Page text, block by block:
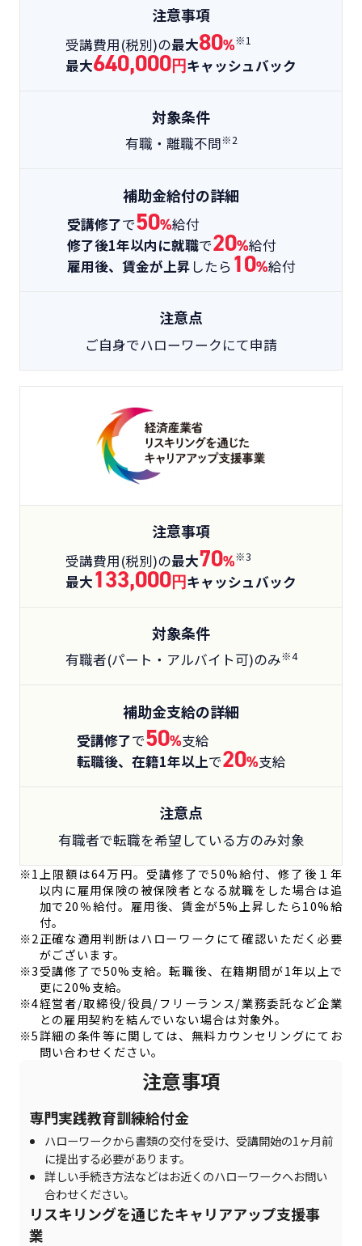
注意事項
受講費用(税別)の最大80%※1
最大640,000円キャッシュバック
対象条件
有職・離職不問※2
補助金給付の詳細
受講修了で50%給付
修了後1年以内に就職で20%給付
雇用後、賃金が上昇 したら 10%給付
注意点
ご自身でハローワークにて申請
注意事項
受講費用(税別)の最大70%※3
最大133,000円キャッシュバック
対象条件
有職者(パート・アルバイト可)のみ※4
補助金支給の詳細
受講修了で50%支給
転職後、在籍1年以上で20%支給
注意点
有職者で転職を希望している方のみ対象
※1 上限額は64万円。受講修了で50%給付、修了後１年
以内に雇用保険の被保険者となる就職をした場合は追
加で20％給付。雇用後、賃金が5%上昇したら10%給
付。
※2正確な適用判断はハローワークにて確認いただく必要
がございます。
※3受講修了で50%支給。転職後、在籍期間が1年以上で
更に20%支給。
※4経営者/取締役/役員/フリーランス/業務委託など企業
との雇用契約を結んでいない場合は対象外。
※5詳細の条件等に関しては、無料カウンセリングにてお
問い合わせください。
注意事項
専門実践教育訓練給付金
ハローワークから書類の交付を受け、受講開始の1ヶ月前
に提出する必要があります。
詳しい手続き方法などはお近くのハローワークへお問い
合わせください。
リスキリングを通じたキャリアアップ支援事
業